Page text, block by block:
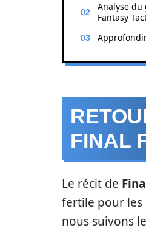
Analyse du
Fantasy
FINAL
Le récit de
fertile pour les
nous suivons